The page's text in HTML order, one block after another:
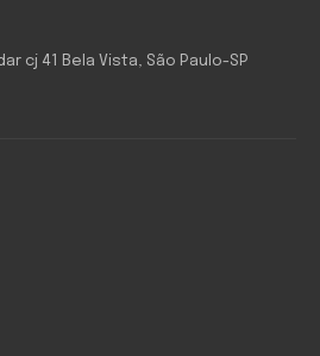
cj 41 Bela Vista, São Paulo-SP